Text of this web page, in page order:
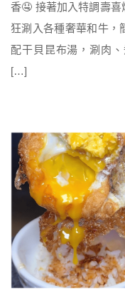
香🤤 接著加入特調壽
狂涮入各種奢華和牛，
配干貝昆布湯，涮肉
[…]